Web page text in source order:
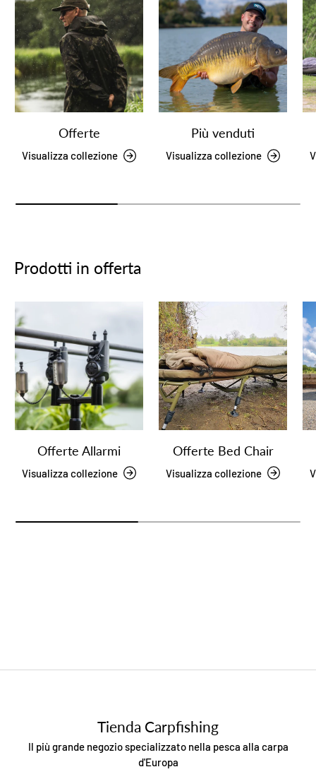
Offerte
Visualizza collezione
Più venduti
Visualizza collezione
Prodotti in offerta
Offerte Allarmi
Visualizza collezione
Offerte Bed Chair
Visualizza collezione
Tienda Carpfishing
Il più grande negozio specializzato nella pesca alla carpa
d'Europa